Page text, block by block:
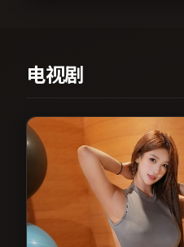
电视剧